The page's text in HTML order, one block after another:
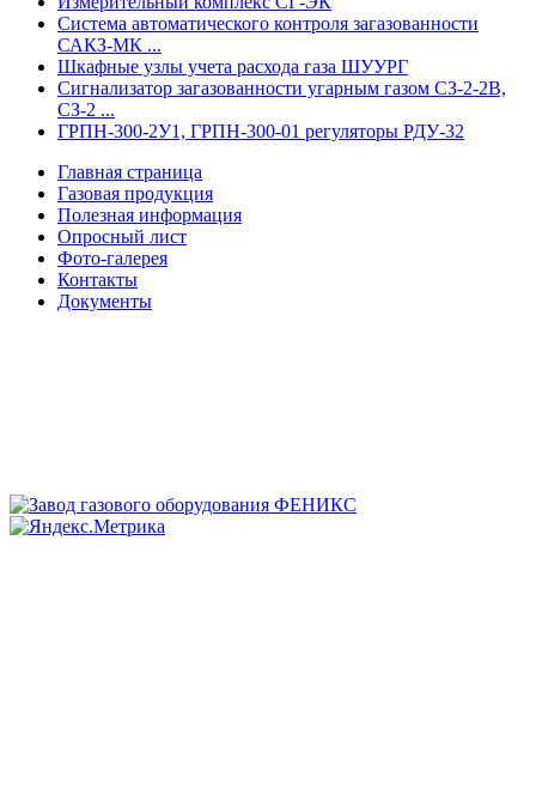
Система автоматического контроля загазованности
САКЗ-МК ...
Шкафные узлы учета расхода газа ШУУРГ
Сигнализатор загазованности угарным газом СЗ-2-2В,
СЗ-2 ...
ГРПН-300-2У1, ГРПН-300-01 регуляторы РДУ-32
Главная страница
Газовая продукция
Полезная информация
Опросный лист
Фото-галерея
Контакты
Документы